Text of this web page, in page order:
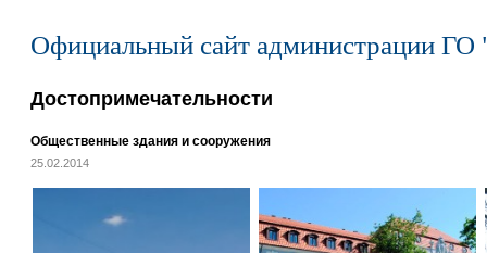
Официальный сайт администрации ГО
Достопримечательности
Общественные здания и сооружения
25.02.2014